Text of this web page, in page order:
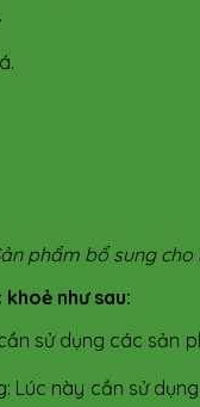
phẩm bổ sung
như sau:
sử dụng các sản
Lúc này cần sử